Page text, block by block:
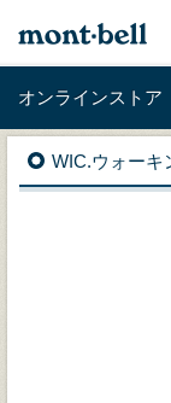
オンラインストア
WIC.ウォーキ